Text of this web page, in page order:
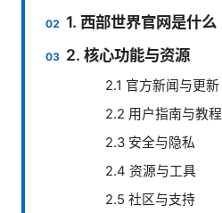
1. 西部世界官网是什么
2. 核心功能与资源
2.1 官方新闻与更新
2.2 用户指南与教程
2.3 安全与隐私
2.4 资源与工具
2.5 社区与支持